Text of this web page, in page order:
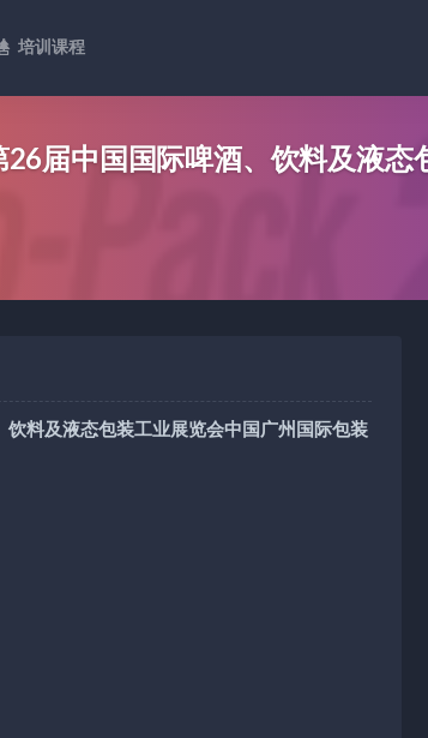
培训课程
届中国国际啤酒、饮料及液态
料及液态包装工业展览会中国广州国际包装